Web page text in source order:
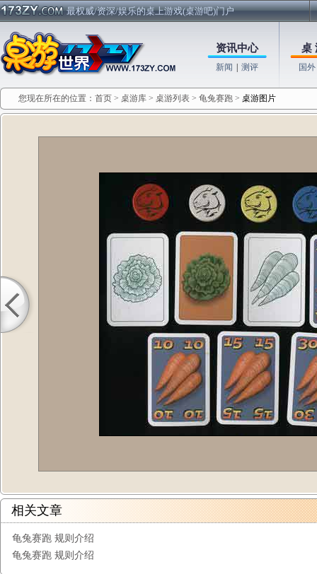
最权威/资深/娱乐的桌上游戏(桌游吧)门户
资讯中心
新闻 测评
桌
国外
您现在所在的位置： 首页 > 桌游库 > 桌游列表 > 龟兔赛跑 > 桌游图片
相关文章
龟兔赛跑 规则介绍
龟兔赛跑 规则介绍